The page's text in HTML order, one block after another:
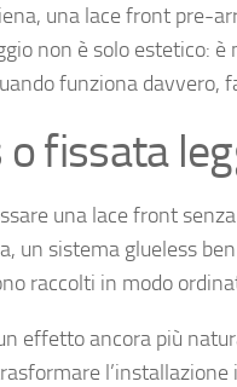
una lace front pre-
non è solo estetico: è
funziona davvero,
o fissata
una lace front
un sistema glueless
raccolti in modo
effetto ancora più